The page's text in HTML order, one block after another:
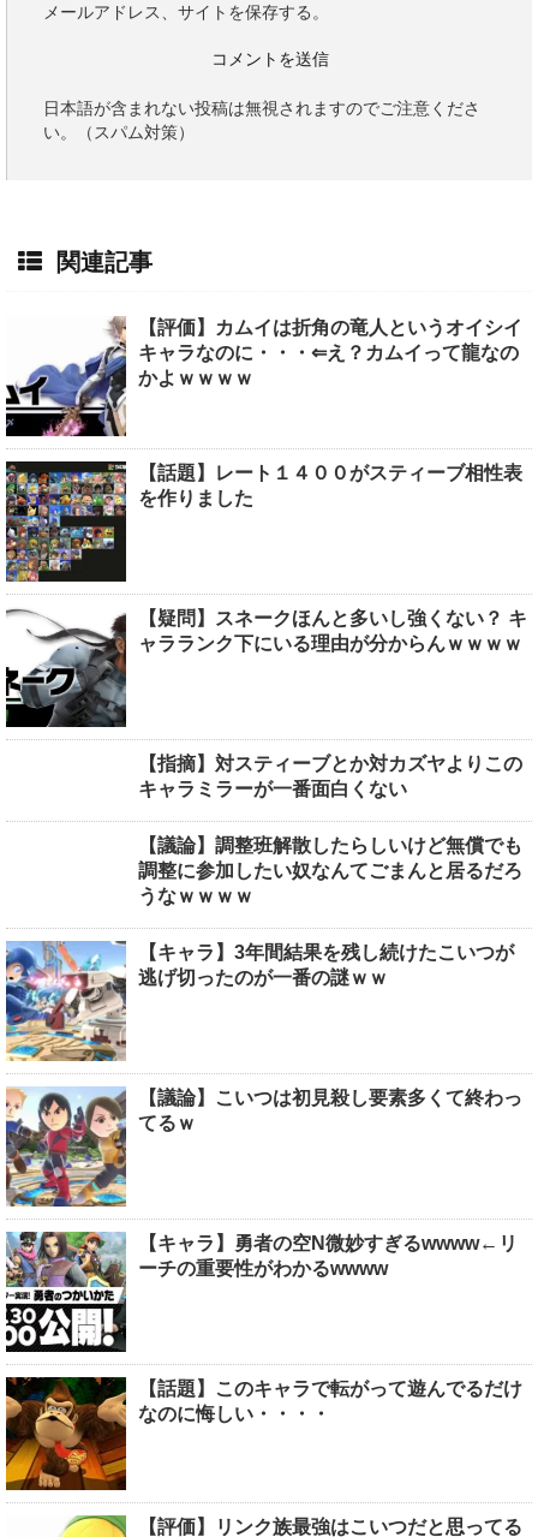
メールアドレス、サイトを保存する。
日本語が含まれない投稿は無視されますのでご注意くださ
い。（スパム対策）
関連記事
【評価】カムイは折角の竜人というオイシイ
キャラなのに・・・⇐え？カムイって龍なの
かよｗｗｗｗ
【話題】レート１４００がスティーブ相性表
を作りました
【疑問】スネークほんと多いし強くない？ キ
ャラランク下にいる理由が分からんｗｗｗｗ
【指摘】対スティーブとか対カズヤよりこの
キャラミラーが一番面白くない
【議論】調整班解散したらしいけど無償でも
調整に参加したい奴なんてごまんと居るだろ
うなｗｗｗｗ
【キャラ】3年間結果を残し続けたこいつが
逃げ切ったのが一番の謎ｗｗ
【議論】こいつは初見殺し要素多くて終わっ
てるｗ
【キャラ】勇者の空N微妙すぎるwwww←リ
ーチの重要性がわかるwwww
【話題】このキャラで転がって遊んでるだけ
なのに悔しい・・・・
【評価】リンク族最強はこいつだと思ってる